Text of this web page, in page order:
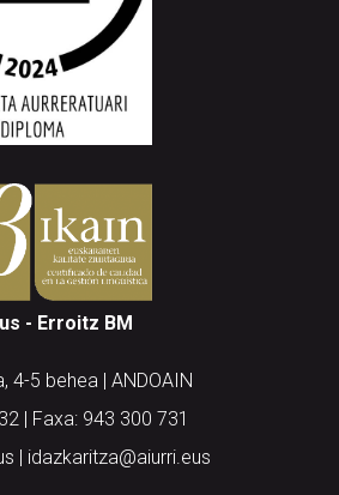
- Erroitz BM
4-5 behea | ANDOAIN
| Faxa: 943 300 731
| idazkaritza@aiurri.eus